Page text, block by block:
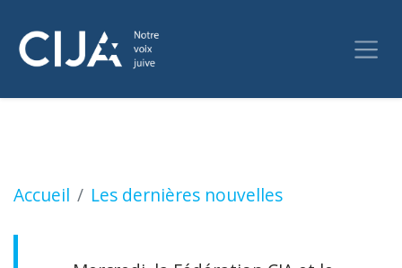
Accueil Les dernières nouvelles
'Encore une fois ciblé' : La police de